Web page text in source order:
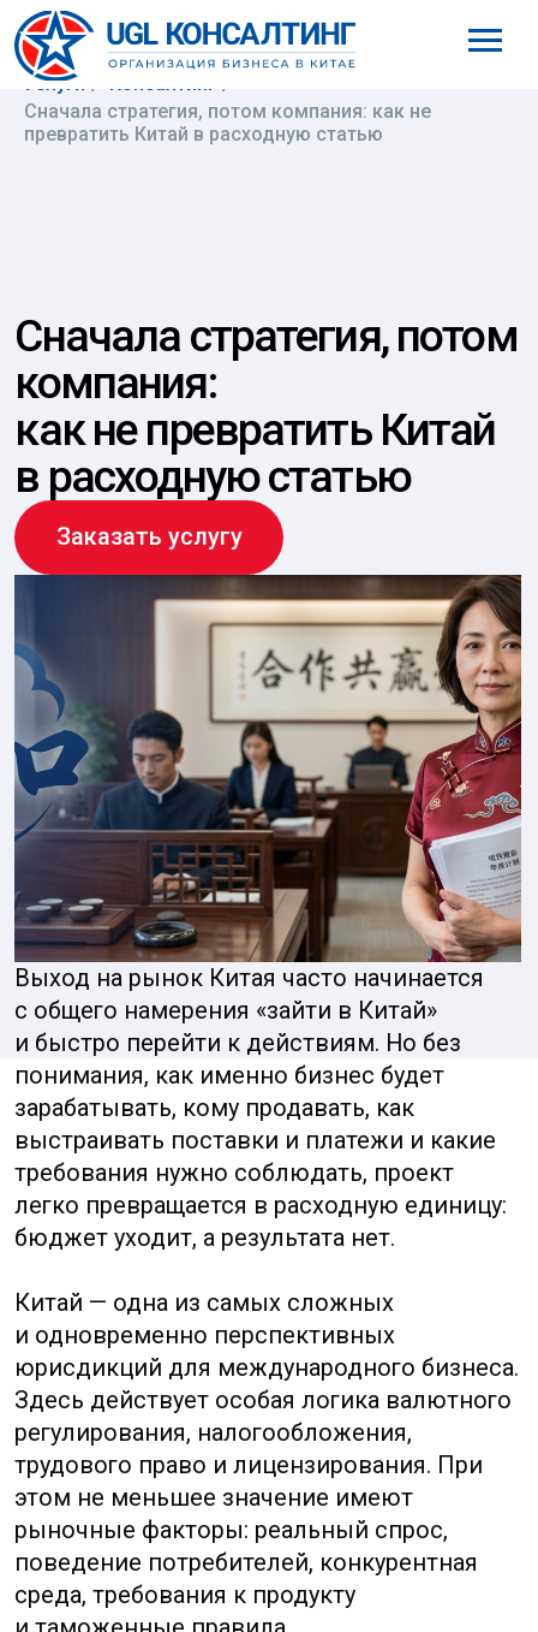
8 (800) 777-61-98
Услуги / Консалтинг /
Сначала стратегия, потом компания: как не
превратить Китай в расходную статью
как не превратить Китай
в расходную статью
Заказать услугу
Выход на рынок Китая часто начинается
с общего намерения «зайти в Китай»
и быстро перейти к действиям. Но без
понимания, как именно бизнес будет
зарабатывать, кому продавать, как
выстраивать поставки и платежи и какие
требования нужно соблюдать, проект
легко превращается в расходную единицу:
бюджет уходит, а результата нет.
Китай — одна из самых сложных
и одновременно перспективных
юрисдикций для международного бизнеса.
Здесь действует особая логика валютного
регулирования, налогообложения,
трудового право и лицензирования. При
этом не меньшее значение имеют
рыночные факторы: реальный спрос,
поведение потребителей, конкурентная
и таможенные правила.
Ошибка на старте может быть не только
дорого, она может быть непоправима
по времени и по рыночной возможности.
Пока компания переделывает структуру,
конкурент занимает нишу. Пока
вы дорабатываете договоры
и пересобираете схему расчетов под
реальные требования рынка, контрагент
уходит к более предсказуемому
поставщику. Пока выясняется, что товар
требует сертификации или правильного